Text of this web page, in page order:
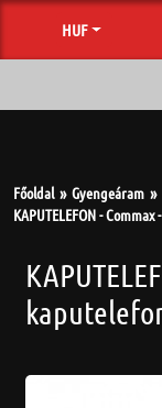
HUF
Főoldal Gyengeáram
KAPUTELEFON -